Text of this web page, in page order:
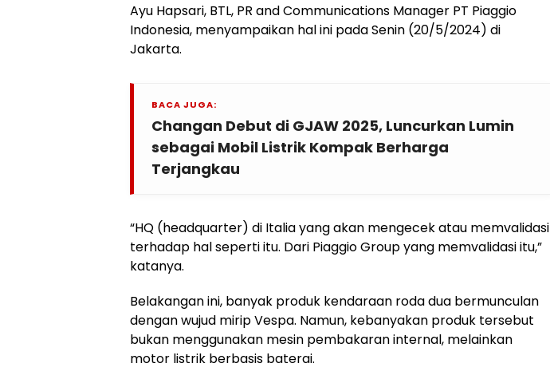
Ayu Hapsari, BTL, PR and Communications Manager PT Piaggio
Indonesia, menyampaikan hal ini pada Senin (20/5/2024) di
Jakarta.
BACA JUGA:
Changan Debut di GJAW 2025, Luncurkan Lumin
sebagai Mobil Listrik Kompak Berharga
Terjangkau
“HQ (headquarter) di Italia yang akan mengecek atau memvalidasi
terhadap hal seperti itu. Dari Piaggio Group yang memvalidasi itu,”
katanya.
Belakangan ini, banyak produk kendaraan roda dua bermunculan
dengan wujud mirip Vespa. Namun, kebanyakan produk tersebut
bukan menggunakan mesin pembakaran internal, melainkan
motor listrik berbasis baterai.